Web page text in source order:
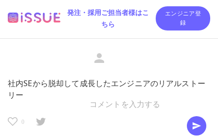
発注・採用ご担当者様はこ
ちら
エンジニア登
録
社内SEから脱却して成長したエンジニアのリアルストー
リー
0